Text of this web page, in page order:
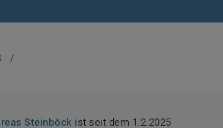
/
Steinböck , öffnet eine externe URL in
ist seit dem 1.2.2025